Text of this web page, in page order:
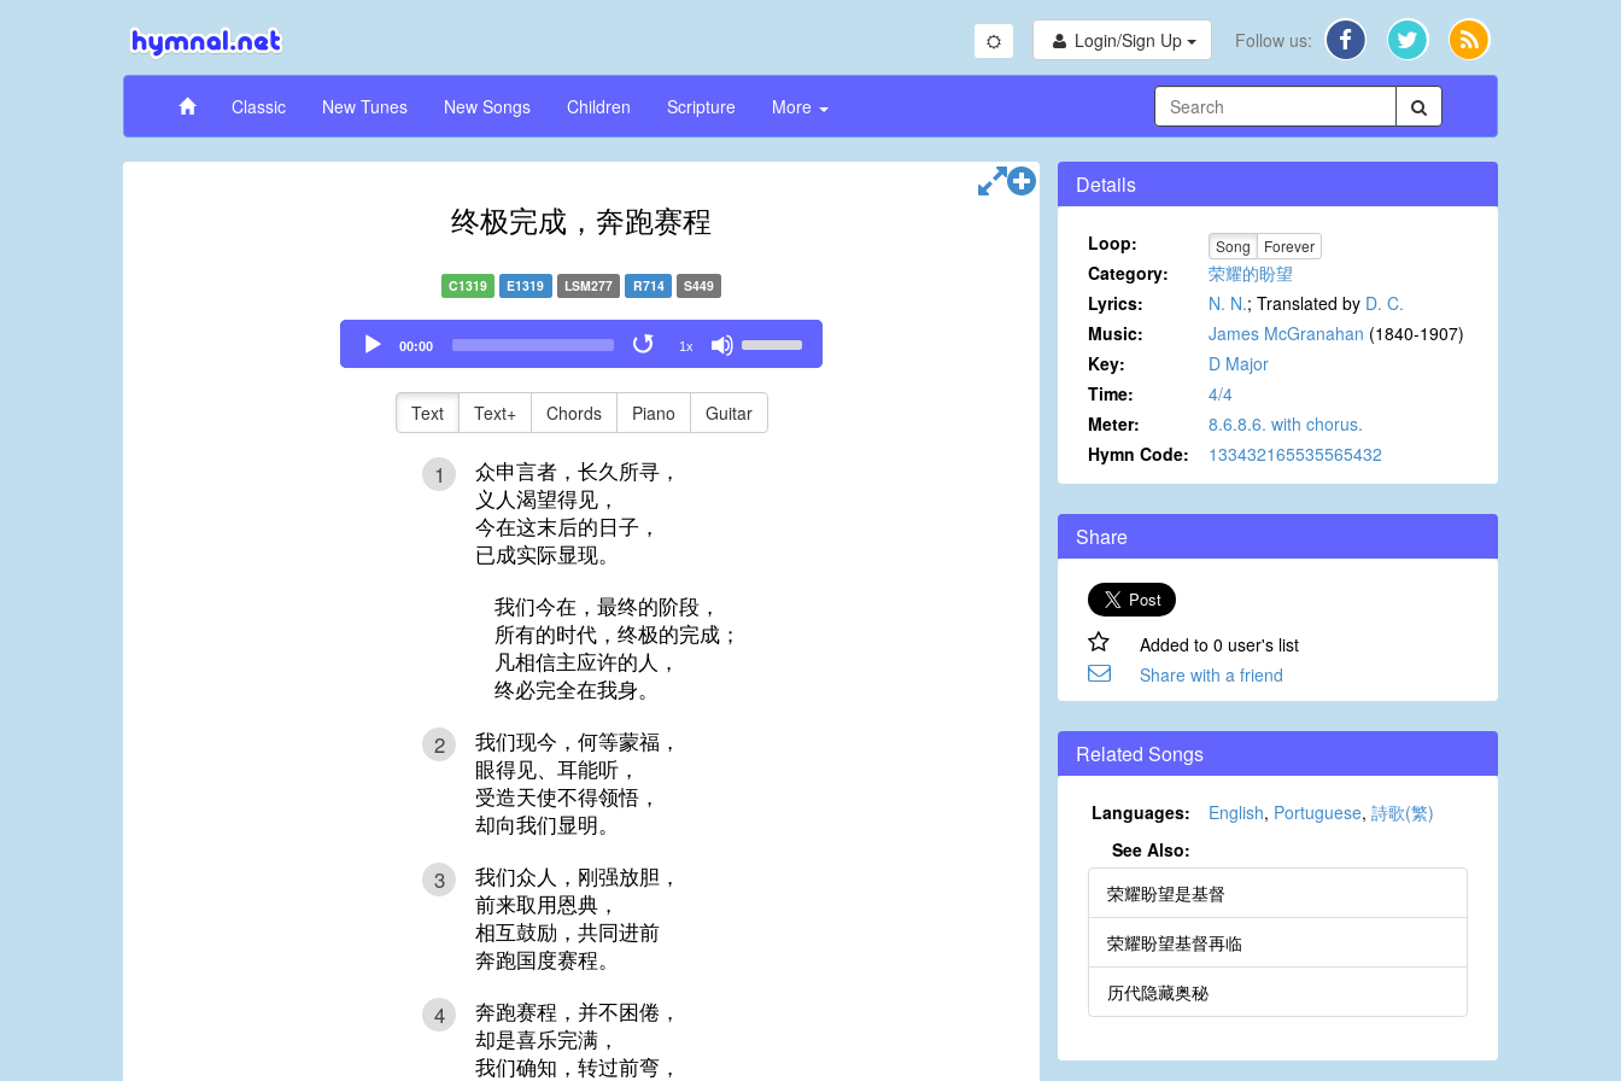
Login/Sign Up Follow us:
Classic New Tunes New Songs Children Scripture More
终极完成，奔跑赛程
C1319 E1319 LSM277 R714 S449
Audio
Player
00:00 1x
Up/Down
to
Text Text+ Chords Piano Guitar
1
众申言者，长久所寻，
义人渴望得见，
今在这末后的日子，
已成实际显现。
我们今在，最终的阶段，
所有的时代，终极的完成；
凡相信主应许的人，
终必完全在我身。
2
我们现今，何等蒙福，
眼得见、耳能听，
受造天使不得领悟，
却向我们显明。
3
我们众人，刚强放胆，
前来取用恩典，
相互鼓励，共同进前
奔跑国度赛程。
4
奔跑赛程，并不困倦，
却是喜乐完满，
我们确知，转过前弯，
Details
Loop: Song Forever
Category:
荣耀的盼望
Lyrics:
N. N.; Translated by D. C.
Music:
James McGranahan (1840-1907)
Key:
D Major
Time:
4/4
Meter:
8.6.8.6. with chorus.
Hymn Code:
133432165535565432
Share
Added to 0 user's list
Share with a friend
Related Songs
Languages: English, Portuguese, 詩歌(繁)
See Also:
荣耀盼望是基督
荣耀盼望基督再临
历代隐藏奥秘